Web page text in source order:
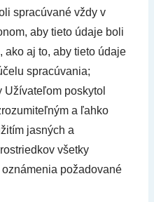
spracúvané vždy v
aby tieto údaje boli
ako aj to, aby tieto údaje
spracúvania;
poskytol
a ľahko
jasných a
všetky
požadované